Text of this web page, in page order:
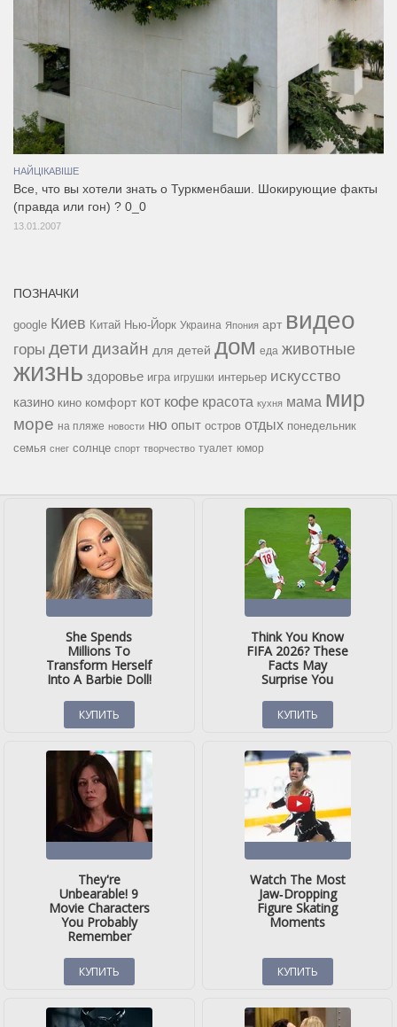
НАЙЦІКАВІШЕ
Все, что вы хотели знать о Туркменбаши. Шокирующие факты
(правда или гон) ? 0_0
13.01.2007
ПОЗНАЧКИ
google Киев Китай Нью-Йорк Украина Япония арт видео
горы дети дизайн для детей дом еда животные
жизнь здоровье игра игрушки интерьер искусство
казино кино комфорт кот кофе красота кухня мама мир
море на пляже новости ню опыт остров отдых понедельник
семья снег солнце спорт творчество туалет юмор